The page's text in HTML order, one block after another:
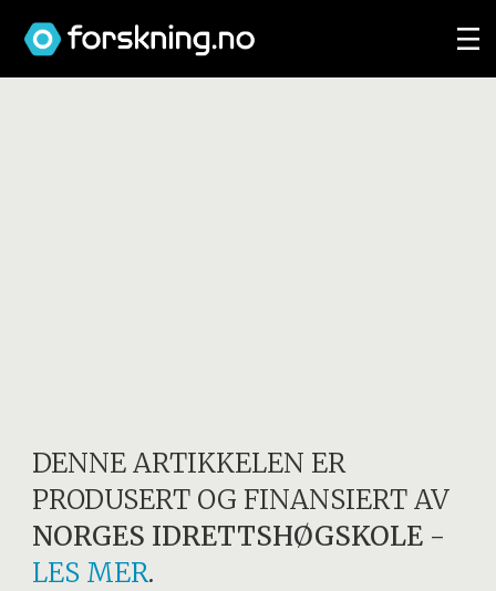
DENNE ARTIKKELEN ER
PRODUSERT OG FINANSIERT AV
NORGES IDRETTSHØGSKOLE -
LES MER.